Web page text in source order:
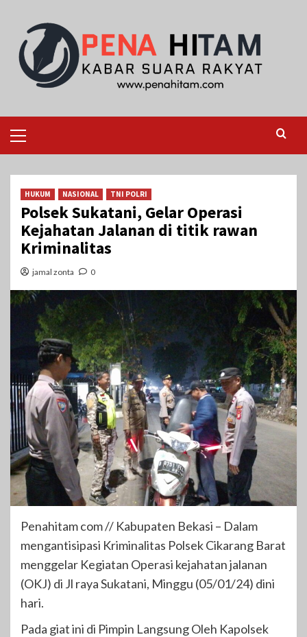
content
Menu
HUKUM NASIONAL TNI POLRI
Polsek Sukatani, Gelar Operasi
Kejahatan Jalanan di titik rawan
Kriminalitas
jamal zonta 0
Penahitam com // Kabupaten Bekasi – Dalam
mengantisipasi Kriminalitas Polsek Cikarang Barat
menggelar Kegiatan Operasi kejahatan jalanan
(OKJ) di Jl raya Sukatani, Minggu (05/01/24) dini
hari.
Pada giat ini di Pimpin Langsung Oleh Kapolsek